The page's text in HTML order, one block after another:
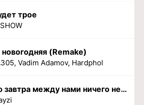
трое
(Remake)
Vadim Adamov, Hardphol
Я знаю завтра между нами ничего не будет